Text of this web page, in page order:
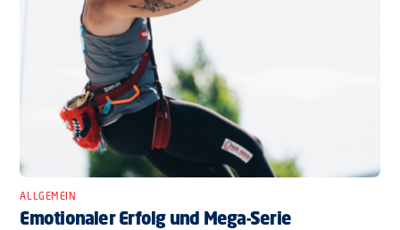
ALLGEMEIN
Emotionaler Erfolg und Mega-Serie